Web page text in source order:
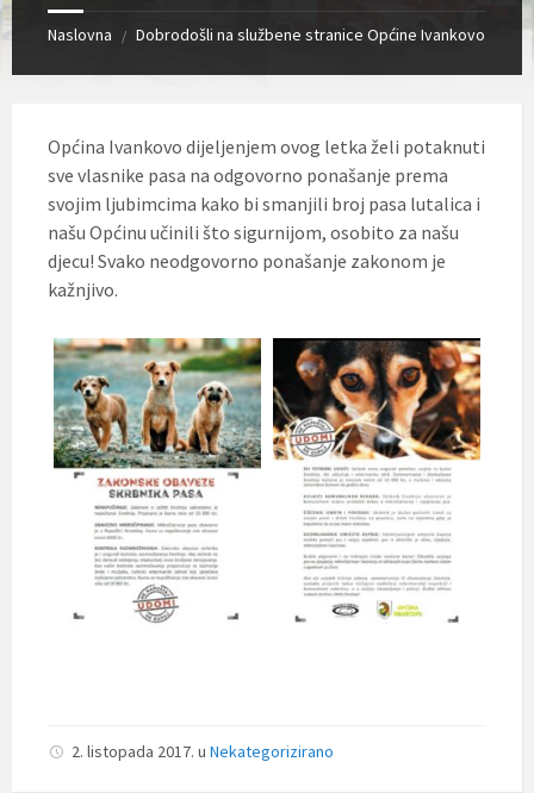
Naslovna / Dobrodošli na službene stranice Općine Ivankovo
Općina Ivankovo dijeljenjem ovog letka želi potaknuti
sve vlasnike pasa na odgovorno ponašanje prema
svojim ljubimcima kako bi smanjili broj pasa lutalica i
našu Općinu učinili što sigurnijom, osobito za našu
djecu! Svako neodgovorno ponašanje zakonom je
kažnjivo.
2. listopada 2017. u Nekategorizirano